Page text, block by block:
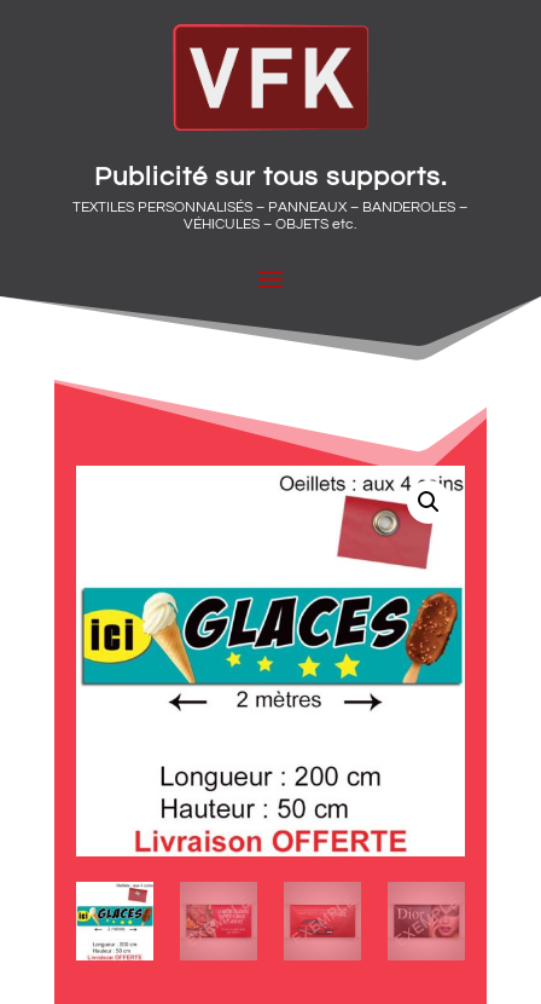
Publicité sur tous supports.
TEXTILES PERSONNALISÉS – PANNEAUX – BANDEROLES –
VÉHICULES – OBJETS etc.